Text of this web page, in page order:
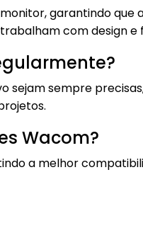
garantindo que
com design e
sejam sempre
Wacom?
a melhor